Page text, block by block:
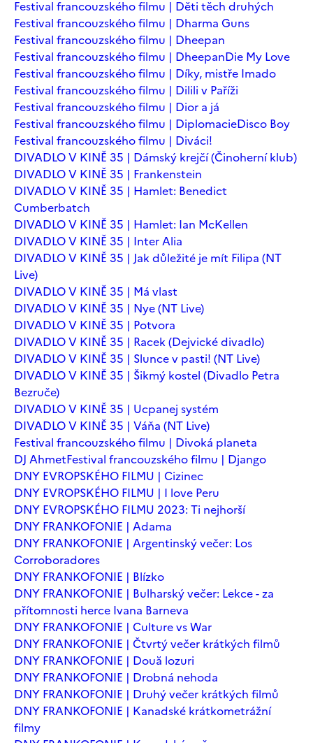
Festival francouzského filmu | Děti těch druhých
Festival francouzského filmu | Dharma Guns
Festival francouzského filmu | Dheepan
Festival francouzského filmu | DheepanDie My Love
Festival francouzského filmu | Díky, mistře Imado
Festival francouzského filmu | Dilili v Paříži
Festival francouzského filmu | Dior a já
Festival francouzského filmu | DiplomacieDisco Boy
Festival francouzského filmu | Diváci!
DIVADLO V KINĚ 35 | Dámský krejčí (Činoherní klub)
DIVADLO V KINĚ 35 | Frankenstein
DIVADLO V KINĚ 35 | Hamlet: Benedict
Cumberbatch
DIVADLO V KINĚ 35 | Hamlet: Ian McKellen
DIVADLO V KINĚ 35 | Inter Alia
DIVADLO V KINĚ 35 | Jak důležité je mít Filipa (NT
Live)
DIVADLO V KINĚ 35 | Má vlast
DIVADLO V KINĚ 35 | Nye (NT Live)
DIVADLO V KINĚ 35 | Potvora
DIVADLO V KINĚ 35 | Racek (Dejvické divadlo)
DIVADLO V KINĚ 35 | Slunce v pasti! (NT Live)
DIVADLO V KINĚ 35 | Šikmý kostel (Divadlo Petra
Bezruče)
DIVADLO V KINĚ 35 | Ucpanej systém
DIVADLO V KINĚ 35 | Váňa (NT Live)
Festival francouzského filmu | Divoká planeta
DJ AhmetFestival francouzského filmu | Django
DNY EVROPSKÉHO FILMU | Cizinec
DNY EVROPSKÉHO FILMU | I love Peru
DNY EVROPSKÉHO FILMU 2023: Ti nejhorší
DNY FRANKOFONIE | Adama
DNY FRANKOFONIE | Argentinský večer: Los
Corroboradores
DNY FRANKOFONIE | Blízko
DNY FRANKOFONIE | Bulharský večer: Lekce - za
přítomnosti herce Ivana Barneva
DNY FRANKOFONIE | Culture vs War
DNY FRANKOFONIE | Čtvrtý večer krátkých filmů
DNY FRANKOFONIE | Două lozuri
DNY FRANKOFONIE | Drobná nehoda
DNY FRANKOFONIE | Druhý večer krátkých filmů
DNY FRANKOFONIE | Kanadské krátkometrážní
filmy